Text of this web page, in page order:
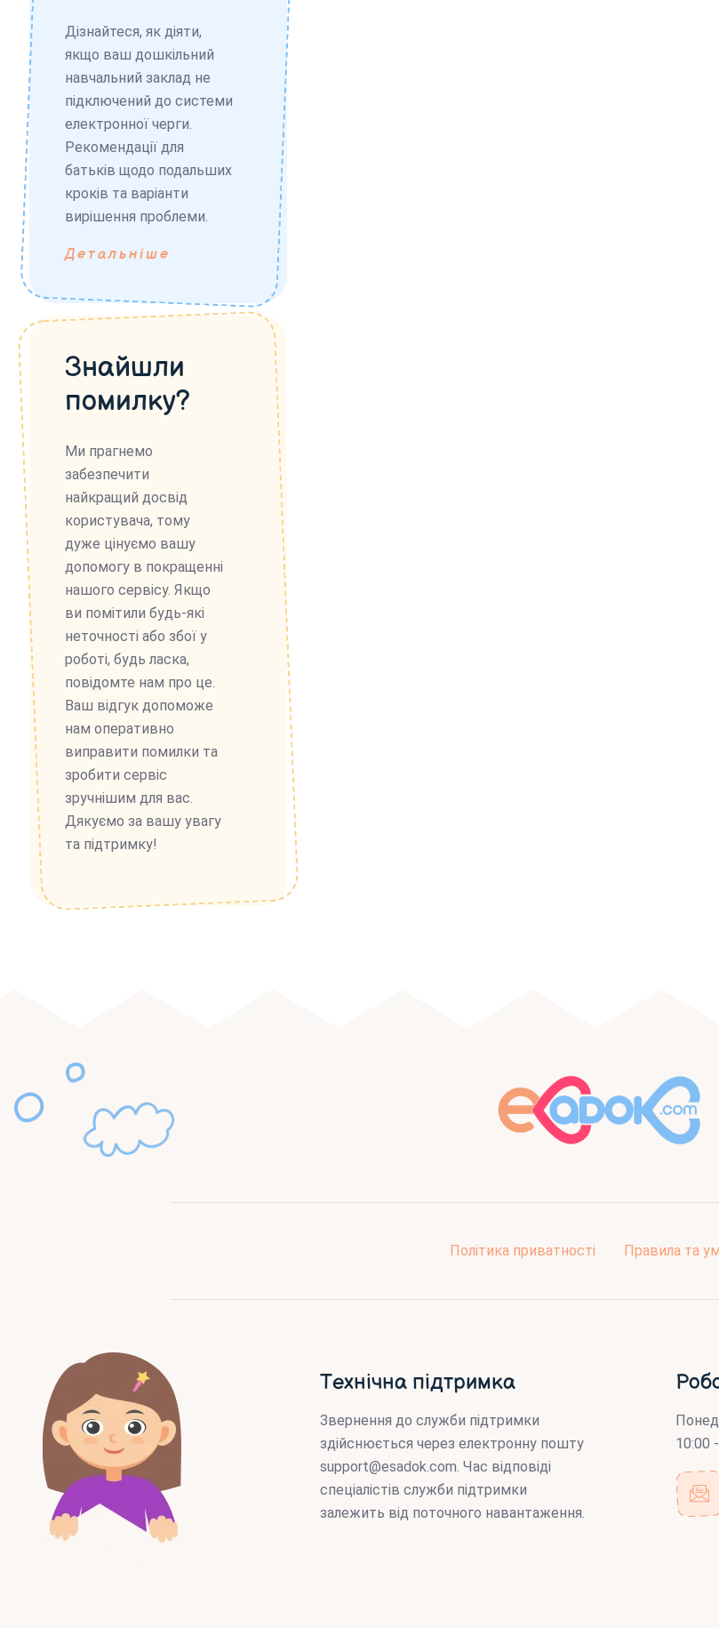
Дізнайтеся, як діяти,
якщо ваш дошкільний
навчальний заклад не
підключений до системи
електронної черги.
Рекомендації для
батьків щодо подальших
кроків та варіанти
вирішення проблеми.
Детальніше
Знайшли
помилку?
Ми прагнемо
забезпечити
найкращий досвід
користувача, тому
дуже цінуємо вашу
допомогу в покращенні
нашого сервісу. Якщо
ви помітили будь-які
неточності або збої у
роботі, будь ласка,
повідомте нам про це.
Ваш відгук допоможе
нам оперативно
виправити помилки та
зробити сервіс
зручнішим для вас.
Дякуємо за вашу увагу
та підтримку!
Політика приватності Правила та
Технічна підтримка
Звернення до служби підтримки
здійснюється через електронну пошту
support@esadok.com . Час відповіді
спеціалістів служби підтримки
залежить від поточного навантаження.
10:00